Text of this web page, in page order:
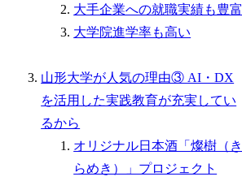
大手企業への就職実績も豊富
大学院進学率も高い
山形大学が人気の理由③ AI・DX
を活用した実践教育が充実してい
るから
オリジナル日本酒「燦樹（き
らめき）」プロジェクト